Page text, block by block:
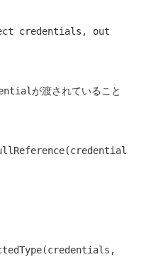
credentials, out
が渡されていること